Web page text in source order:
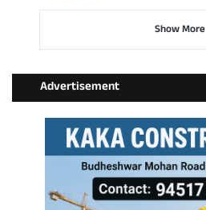
Show More
Advertisement